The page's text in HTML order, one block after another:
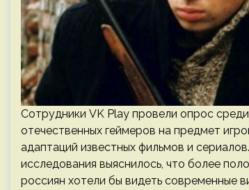
Сотрудники VK Play провели опрос среди
отечественных геймеров на предмет
адаптаций известных фильмов и
исследования выяснилось, что более
россиян хотели бы видеть современные